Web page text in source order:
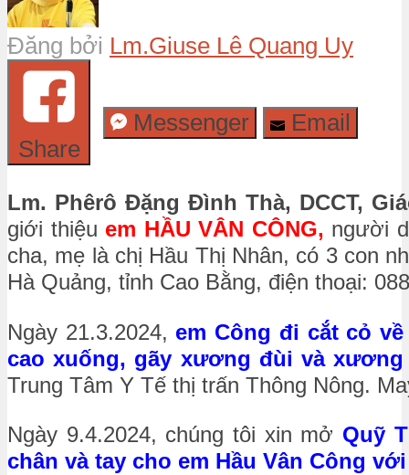
Đăng bởi Lm.Giuse Lê Quang Uy
Share
Messenger Email
Lm. Phêrô Đặng Đình Thà, DCCT,
giới thiệu em HẦU VÂN CÔNG, người
cha, mẹ là chị Hầu Thị Nhân, có 3 con
Hà Quảng, tỉnh Cao Bằng, điện thoại:
Ngày 21.3.2024, em Công đi cắt cỏ
cao xuống, gãy xương đùi và
Trung Tâm Y Tế thị trấn Thông Nông.
Ngày 9.4.2024, chúng tôi xin mở Quỹ
chân và tay cho em Hầu Vân Công